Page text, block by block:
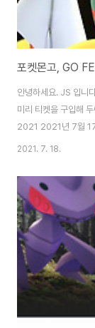
포켓몬고, GO
안녕하세요. JS 입
미리 티켓을 구입해
2021 2021년 7월
Fest 2021 1일차 -
노두 등 - 정글 : 에이
바다/해변 : 미뇽, 맘
을 입은 포니타, 지그
별한 의상을 입은 ..
2021. 7. 18.